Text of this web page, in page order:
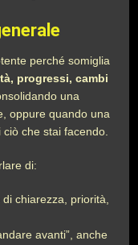
perché somiglia
progressi, cambi
una
oppure quando una
che stai facendo.
di:
di chiarezza, priorità,
avanti”, anche